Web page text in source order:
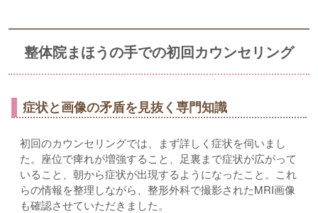
整体院まほうの手での初回カウンセリング
症状と画像の矛盾を見抜く専門知識
初回のカウンセリングでは、まず詳しく症状を伺いまし
た。座位で痺れが増強すること、足裏まで症状が広がって
いること、朝から症状が出現するようになったこと。これ
らの情報を整理しながら、整形外科で撮影されたMRI画像
も確認させていただきました。